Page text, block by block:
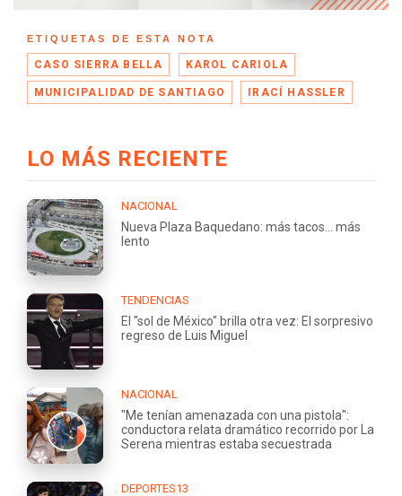
ETIQUETAS DE ESTA NOTA
CASO SIERRA BELLA KAROL CARIOLA
MUNICIPALIDAD DE SANTIAGO IRACÍ HASSLER
LO MÁS RECIENTE
NACIONAL
Nueva Plaza Baquedano: más tacos... más
lento
TENDENCIAS
El "sol de México" brilla otra vez: El sorpresivo
regreso de Luis Miguel
NACIONAL
"Me tenían amenazada con una pistola":
conductora relata dramático recorrido por La
Serena mientras estaba secuestrada
DEPORTES13